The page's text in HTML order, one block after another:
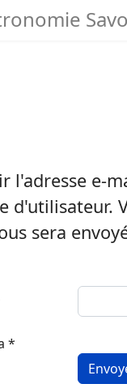
et
l'adresse e-
d'utilisateur.
sera
*